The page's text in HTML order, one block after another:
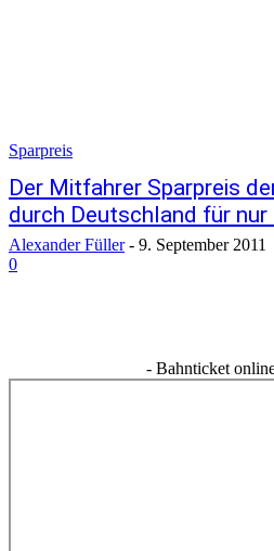
Sparpreis
Der Mitfahrer Sparpreis
durch Deutschland für nur
Alexander Füller - 9. September 2011
0
- Bahnticket